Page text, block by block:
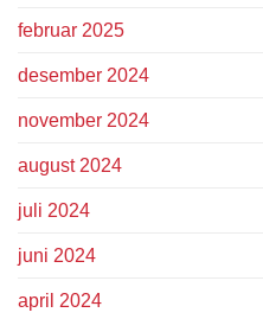
februar 2025
desember 2024
november 2024
august 2024
juli 2024
juni 2024
april 2024